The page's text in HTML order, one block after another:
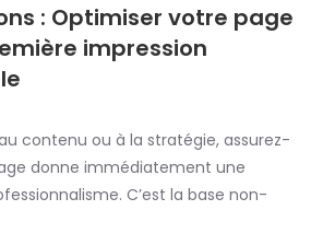
: Optimiser votre page
impression
contenu ou à la stratégie, assurez-
donne immédiatement une
C’est la base non-